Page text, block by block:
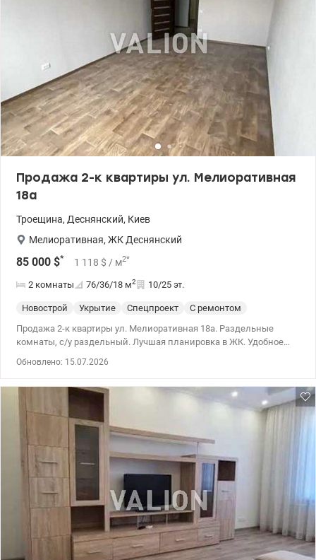
60500 у.е. Оксана Фурс,.067 724 12 86, valion.ua/1093281 Удобная
транспортная развязка. Приглашаем на просмотр.
Продажа 2-к квартиры ул. Мелиоративная
18а
Троещина, Деснянский, Киев
Мелиоративная, ЖК Деснянский
85 000 $* 1 118 $ / м2*
2 комнаты 76/36/18 м2 10/25 эт.
Новострой Укрытие Спецпроект
С ремонтом
Продажа 2-к квартиры ул. Мелиоративная 18а. Раздельные
комнаты, с/у раздельный. Лучшая планировка в ЖК. Удобное
Обновлено: 15.07.2026